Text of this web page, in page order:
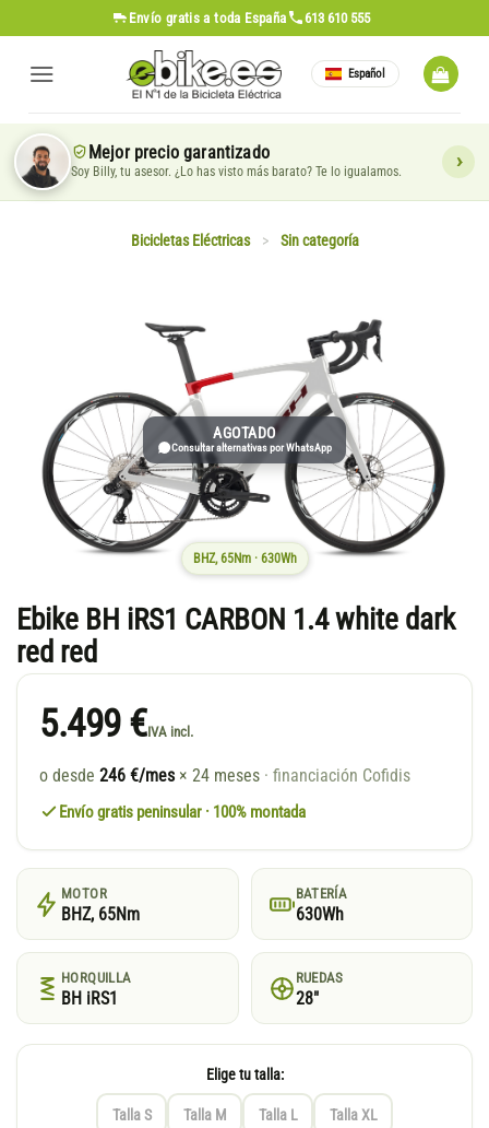
al
contenido
Envío gratis a toda España 613 610 555
Español
Mejor precio garantizado
Soy Billy, tu asesor. ¿Lo has visto más barato? Te lo igualamos.
Bicicletas Eléctricas > Sin categoría
AGOTADO
Consultar alternativas por WhatsApp
BHZ, 65Nm · 630Wh
Ebike BH iRS1 CARBON 1.4 white dark
red red
5.499 €IVA incl.
o desde 246 €/mes × 24 meses · financiación Cofidis
Envío gratis peninsular · 100% montada
MOTOR
BHZ, 65Nm
BATERÍA
630Wh
HORQUILLA
BH iRS1
RUEDAS
28"
Elige tu talla:
Talla S Talla M Talla L Talla XL